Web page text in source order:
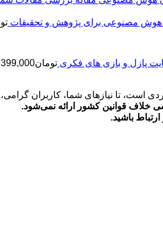
تومان399,000
است، تا نیازهای شما، کاربران
خلاف قوانین کشور ارائه نمی‌شود.